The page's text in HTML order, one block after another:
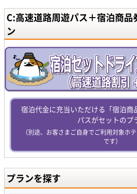
C:高速道路周遊パス＋宿泊商品
ン
宿泊代金に充当いただける「宿泊商
パスがセットのプ
（別途、お客さまご自身でご利用対象ホ
です）
プランを探す